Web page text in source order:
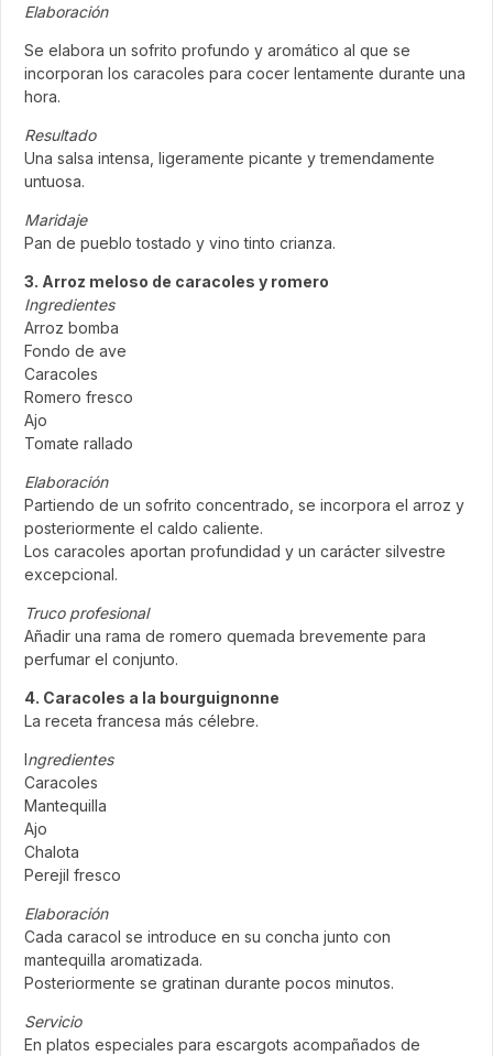
Elaboración
Se elabora un sofrito profundo y aromático al que se
incorporan los caracoles para cocer lentamente durante una
hora.
Resultado
Una salsa intensa, ligeramente picante y tremendamente
untuosa.
Maridaje
Pan de pueblo tostado y vino tinto crianza.
3. Arroz meloso de caracoles y romero
Ingredientes
Arroz bomba
Fondo de ave
Caracoles
Romero fresco
Ajo
Tomate rallado
Elaboración
Partiendo de un sofrito concentrado, se incorpora el arroz y
posteriormente el caldo caliente.
Los caracoles aportan profundidad y un carácter silvestre
excepcional.
Truco profesional
Añadir una rama de romero quemada brevemente para
perfumar el conjunto.
4. Caracoles a la bourguignonne
La receta francesa más célebre.
Ingredientes
Caracoles
Mantequilla
Ajo
Chalota
Perejil fresco
Elaboración
Cada caracol se introduce en su concha junto con
mantequilla aromatizada.
Posteriormente se gratinan durante pocos minutos.
Servicio
En platos especiales para escargots acompañados de